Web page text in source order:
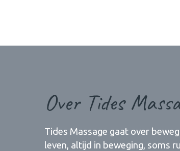
Over Tides
Tides Massage gaat over
leven, altijd in beweging, soms